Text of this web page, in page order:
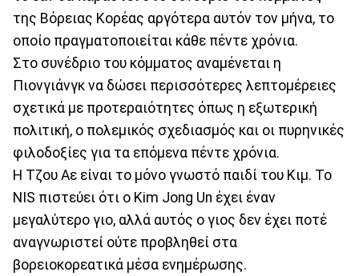
της Βόρειας Κορέας αργότερα αυτόν τον μήνα, το
οποίο πραγματοποιείται κάθε πέντε χρόνια.
Στο συνέδριο του κόμματος αναμένεται η
Πιονγιάνγκ να δώσει περισσότερες λεπτομέρειες
σχετικά με προτεραιότητες όπως η εξωτερική
πολιτική, ο πολεμικός σχεδιασμός και οι πυρηνικές
φιλοδοξίες για τα επόμενα πέντε χρόνια.
Η Τζου Αε είναι το μόνο γνωστό παιδί του Κιμ. Το
NIS πιστεύει ότι ο Kim Jong Un έχει έναν
μεγαλύτερο γιο, αλλά αυτός ο γιος δεν έχει ποτέ
αναγνωριστεί ούτε προβληθεί στα
βορειοκορεατικά μέσα ενημέρωσης.